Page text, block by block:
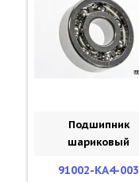
Подшипник
шариковый
91002-KA4-003